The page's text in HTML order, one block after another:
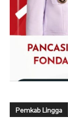
Pemkab Lingga